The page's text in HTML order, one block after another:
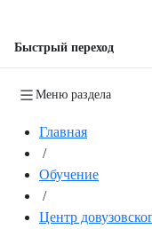
Быстрый переход
Меню раздела
Главная
/
Обучение
/
Центр